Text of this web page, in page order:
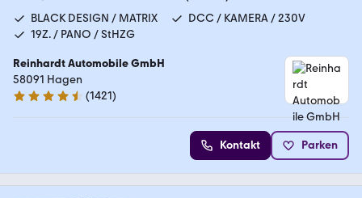
BLACK DESIGN / MATRIX
DCC / KAMERA / 230V
19Z. / PANO / StHZG
Reinhardt Automobile GmbH
58091 Hagen
4.7 Sterne
(1421)
Kontakt Parken